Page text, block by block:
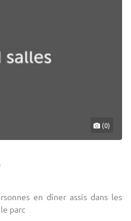
(0)
en dîner assis dans les
parc